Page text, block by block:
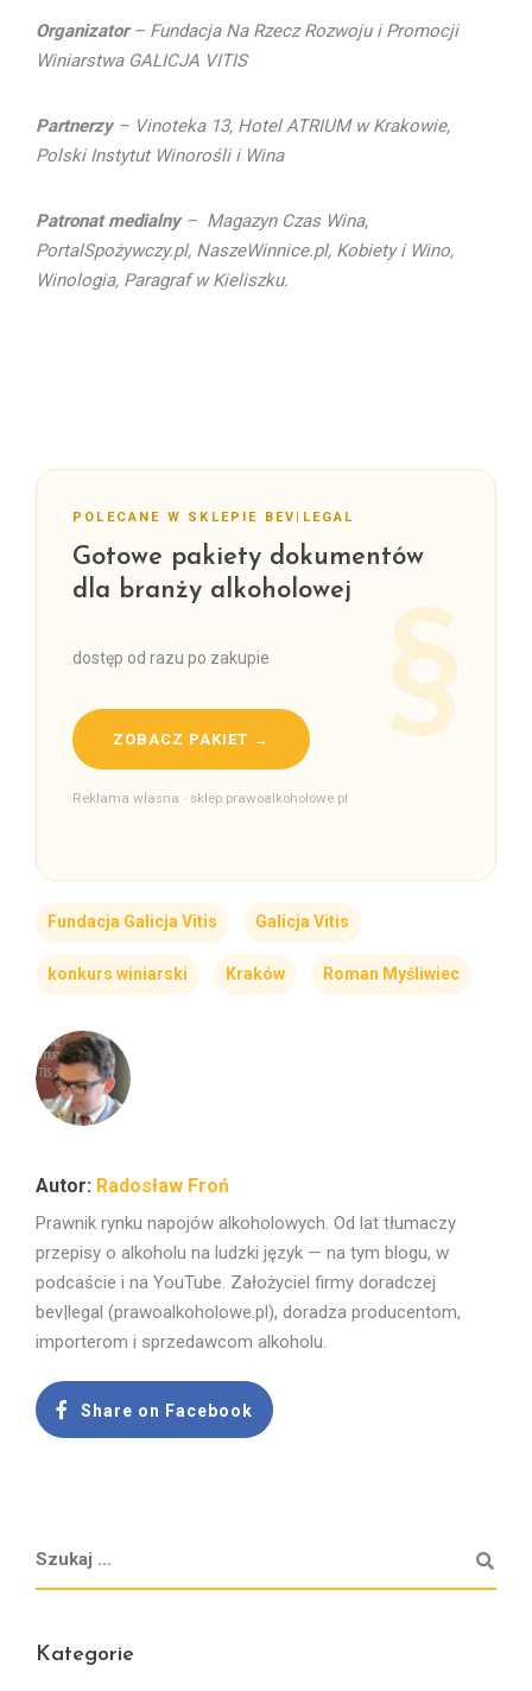
Organizator – Fundacja Na Rzecz Rozwoju i Promocji
Winiarstwa GALICJA VITIS
Partnerzy– Vinoteka 13, Hotel ATRIUM w Krakowie,
Polski Instytut Winorośli i Wina
Patronat medialny– Magazyn Czas Wina,
PortalSpożywczy.pl, NaszeWinnice.pl, Kobiety i Wino,
Winologia, Paragraf w Kieliszku.
POLECANE W SKLEPIE BEV|LEGAL
Gotowe pakiety dokumentów
dla branży alkoholowej
dostęp od razu po zakupie
ZOBACZ PAKIET →
Reklama własna · sklep.prawoalkoholowe.pl
Fundacja Galicja Vitis Galicja Vitis
konkurs winiarski Kraków Roman Myśliwiec
Radosław Froń
Prawnik rynku napojów alkoholowych. Od lat tłumaczy
przepisy o alkoholu na ludzki język — na tym blogu, w
podcaście i na YouTube. Założyciel firmy doradczej
bev|legal (prawoalkoholowe.pl), doradza producentom,
importerom i sprzedawcom alkoholu.
Share on Facebook
Kategorie